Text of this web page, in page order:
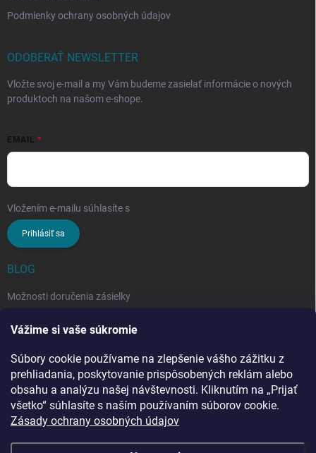
Vážime si vaše súkromie
Súbory cookie používame na zlepšenie vášho zážitku z
prehliadania, poskytovanie prispôsobených reklám alebo
obsahu a analýzu našej návštevnosti. Kliknutím na „Prijať
všetko“ súhlasíte s naším používaním súborov cookie.
Zásady ochrany osobných údajov
Podmienky ochrany osobných údajov
ODOBERAŤ NEWSLETTER
Vložte svoj e-mail a my Vám budeme zasielať informácie o nových
produktoch na našom e-shope.
EMAIL
Vložením e-mailu súhlasíte s
Prihlásiť sa
BLOG
Možnosti doručenia zásielky
vybrať?
Stropný sušiak bielizne na balkón: prečo si ho zvoliť? Týchto 7
benefitov si budete chváliť